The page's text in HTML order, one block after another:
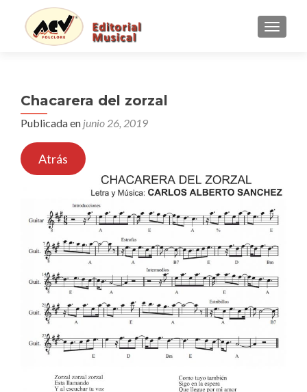
Chacarera del zorzal
Publicada en junio 26, 2019
Atrás